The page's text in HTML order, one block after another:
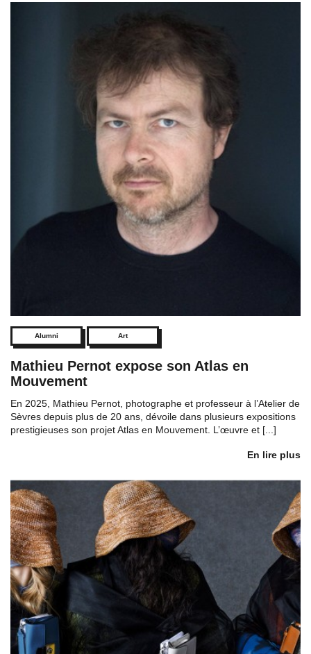
Alumni Art
Mathieu Pernot expose son Atlas en
Mouvement
En 2025, Mathieu Pernot, photographe et professeur à l’Atelier de
Sèvres depuis plus de 20 ans, dévoile dans plusieurs expositions
prestigieuses son projet Atlas en Mouvement. L’œuvre et [...]
En lire plus